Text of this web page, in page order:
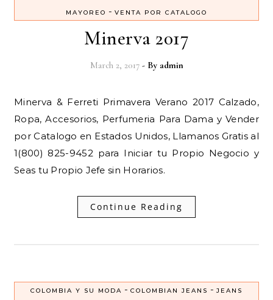
MAYOREO - VENTA POR CATALOGO
Minerva 2017
March 2, 2017 - By admin
Minerva & Ferreti Primavera Verano 2017 Calzado,
Ropa, Accesorios, Perfumeria Para Dama y Vender
por Catalogo en Estados Unidos, Llamanos Gratis al
1(800) 825-9452 para Iniciar tu Propio Negocio y
Seas tu Propio Jefe sin Horarios.
Continue Reading
COLOMBIA Y SU MODA - COLOMBIAN JEANS - JEANS